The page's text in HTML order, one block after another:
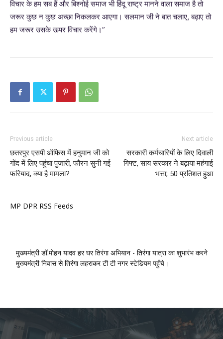
विचार के हम सब हैं और बिश्नोई समाज भी हिंदू राष्ट्र मानने वाला समाज है तो
जरूर कुछ न कुछ अच्छा निकलकर आएगा। सलमान जी ने बात चलाए, बढ़ाए तो
हम जरूर उसके ऊपर विचार करेंगे।”
Previous article
छतरपुर एसपी ऑफिस में हनुमान जी को
गोंद में लिए पहुंचा पुजारी, फौरन सुनी गई
फरियाद, क्या है मामला?
Next article
सरकारी कर्मचारियों के लिए दिवाली
गिफ्ट, साय सरकार ने बढ़ाया महंगाई
भत्ता; 50 प्रतिशत हुआ
MP DPR RSS Feeds
मुख्यमंत्री डॉ.मोहन यादव हर घर तिरंगा अभियान - तिरंगा यात्रा का शुभारंभ करने
मुख्यमंत्री निवास से तिरंगा लहराकर टी टी नगर स्टेडियम पहुँचे।